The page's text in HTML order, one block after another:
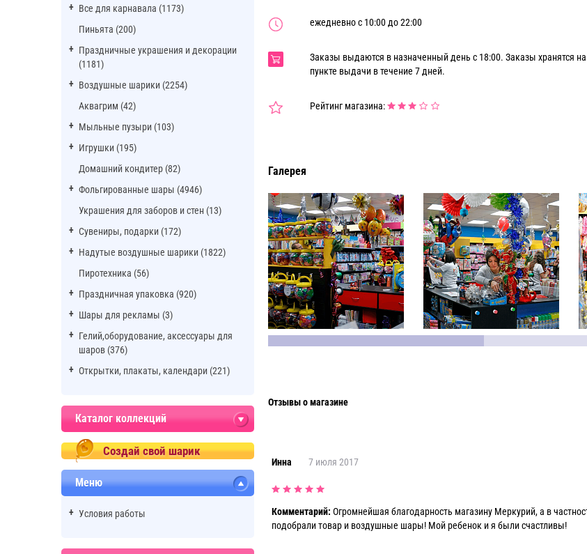
Все для карнавала (1173)
Пиньята (200)
Праздничные украшения и декорации
(1181)
Воздушные шарики (2254)
Аквагрим (42)
Мыльные пузыри (103)
Игрушки (195)
Домашний кондитер (82)
Фольгированные шары (4946)
Украшения для заборов и стен (13)
Сувениры, подарки (172)
Надутые воздушные шарики (1822)
Пиротехника (56)
Праздничная упаковка (920)
Шары для рекламы (3)
Гелий,оборудование, аксессуары для
шаров (376)
Открытки, плакаты, календари (221)
Каталог коллекций
Создай свой шарик
Меню
Условия работы
ежедневно с 10:00 до 22:00
Заказы выдаются в назначенный день с 18:00. Заказы хранятся на
пункте выдачи в течение 7 дней.
Рейтинг магазина:
Галерея
Отзывы о магазине
Инна 7 июля 2017
Комментарий: Огромнейшая благодарность магазину Меркурий, а в
подобрали товар и воздушные шары! Мой ребенок и я были счастливы!